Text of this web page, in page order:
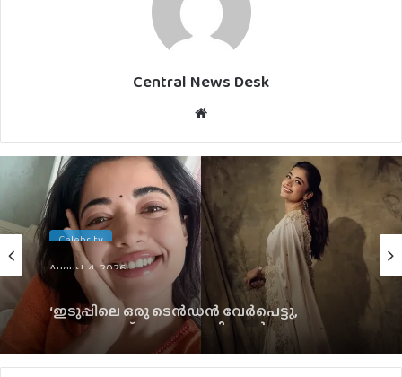
Central News Desk
Celebrity
August 4, 2026
‘ഇടുപ്പിലെ ഒരു ടെൻഡൻ വേർപെട്ടു,
വേദനയുണ്ട് പക്ഷേ സഹിക്കാൻ പറ്റാത്ത
അത്രയ്ക്ക് ഇല്ല’; രശ്‌മിക